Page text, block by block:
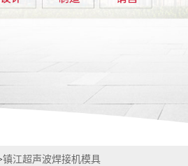
镇江超声波焊接机模具